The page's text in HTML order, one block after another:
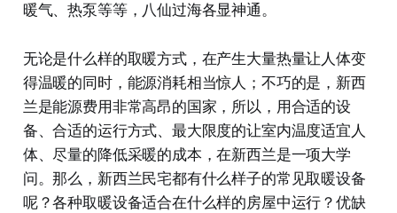
暖气、热泵等等，八仙过海各显神通。
无论是什么样的取暖方式，在产生大量热量让人体变
得温暖的同时，能源消耗相当惊人；不巧的是，新西
兰是能源费用非常高昂的国家，所以，用合适的设
备、合适的运行方式、最大限度的让室内温度适宜人
体、尽量的降低采暖的成本，在新西兰是一项大学
问。那么，新西兰民宅都有什么样子的常见取暖设备
呢？各种取暖设备适合在什么样的房屋中运行？优缺